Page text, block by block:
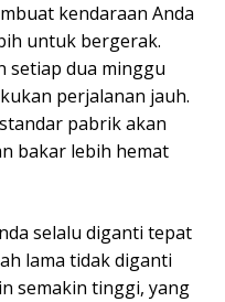
kendaraan Anda
untuk bergerak.
setiap dua minggu
perjalanan jauh.
pabrik akan
bakar lebih hemat
selalu diganti tepat
lama tidak diganti
semakin tinggi, yang